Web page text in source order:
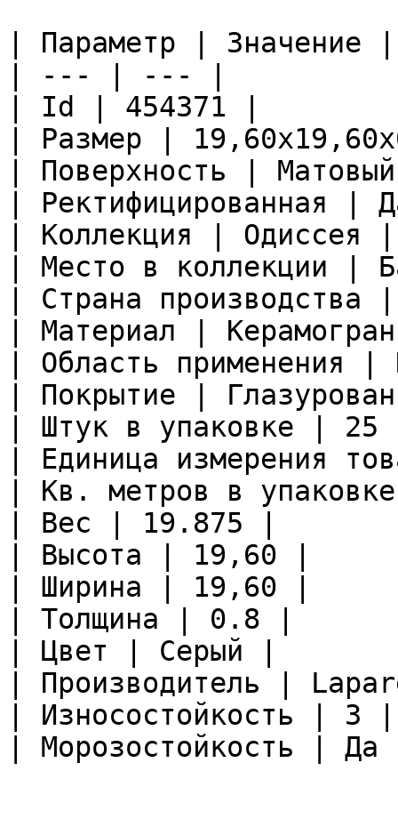
| Параметр | Значение |
| --- | --- |
| Id | 454371 |
| Размер |
| Поверхность |
| Ректифицированная |
| Коллекция | Одиссея |
| Место в коллекции |
| Страна
| Материал |
| Область применения
| Покрытие |
| Штук в упаковке |
| Единица измерения
| Кв. метров в
| Вес | 19.875 |
| Высота | 19,60 |
| Ширина | 19,60 |
| Толщина | 0.8 |
| Цвет | Серый |
| Производитель |
| Износостойкость | 3 |
| Морозостойкость |